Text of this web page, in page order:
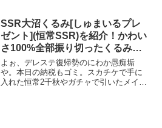
ブランSSR(2周目)乙倉悠貴について紹介
してくで。ブランSS...
SSR大沼くるみ[しゅまいるプレ
ゼント](恒常SSR)を紹介！かわい
さ100%全部振り切ったくるみを
見ろ！
よぉ、デレステ復帰勢のにわか愚痴垢
や。本日の納税もゴミ。スカチケで手に
入れた恒常2千秋やガチャで引いたメイド